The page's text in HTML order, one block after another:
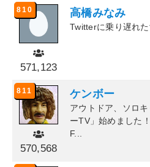
810
571,123
高橋みなみ
Twitterに乗り遅れ
811
570,568
ケンボー
アウトドア、ソロ
ーTV」始めました
F...